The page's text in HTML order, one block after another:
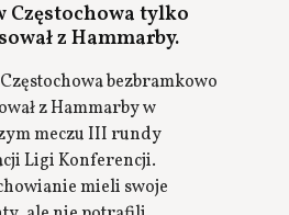
Częstochowa tylko
z Hammarby.
bezbramkowo
z Hammarby w
meczu III rundy
Ligi Konferencji.
mieli swoje